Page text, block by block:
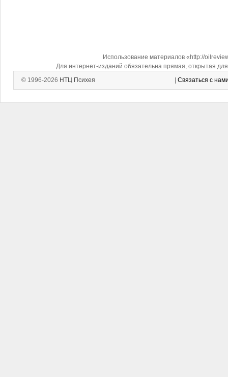
Использование материалов «http://
Для интернет-изданий обязательна прямая, открытая
© 1996-2026 НТЦ Психея Связаться с